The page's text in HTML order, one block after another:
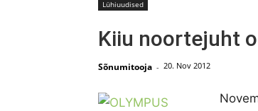
Lühiuudised
Kiiu noortejuht
Sõnumitooja - 20. Nov 2012